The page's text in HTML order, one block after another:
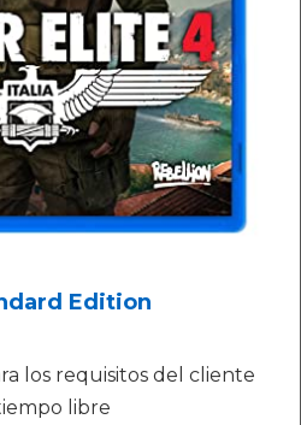
Edition
los requisitos del cliente
libre